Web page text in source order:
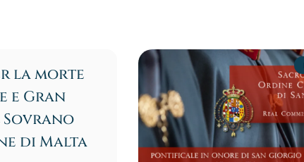
la morte
e Gran
di Malta